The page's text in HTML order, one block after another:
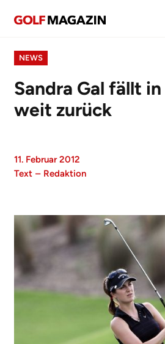
NEWS
Sandra Gal fällt
weit zurück
11. Februar 2012
Text – Redaktion